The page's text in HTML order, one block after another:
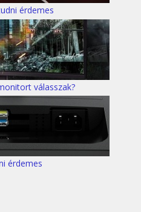
érdemes
válasszak?
érdemes